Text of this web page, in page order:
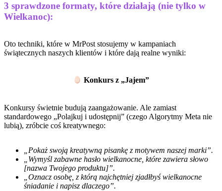
3 sprawdzone formaty, które działają (nie tylko w
Wielkanoc):
Oto techniki, które w MrPost stosujemy w kampaniach
świątecznych naszych klientów i które dają realne wyniki:
Konkurs z „Jajem”
Konkursy świetnie budują zaangażowanie. Ale zamiast
standardowego „Polajkuj i udostępnij” (czego Algorytmy Meta nie
lubią), zróbcie coś kreatywnego:
„Pokaż swoją kreatywną pisankę z motywem naszej marki”.
„Wymyśl zabawne hasło wielkanocne, które zawiera słowo
[nazwa Twojego produktu]”.
„Oznacz osobę, z którą najchętniej zjadłbyś wielkanocne
śniadanie i napisz dlaczego”.